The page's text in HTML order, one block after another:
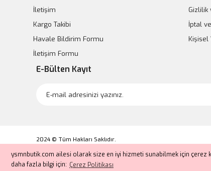
ysmnbutik.com ailesi olarak size en iyi hizmeti sunabilmek için çerez
daha fazla bilgi için: Çerez Politikası
İletişim
Kargo Takibi
Havale Bildirim Formu
İletişim Formu
Gizlilik
İptal
Kişisel
E-Bülten Kayıt
2024 © Tüm Hakları Saklıdır.